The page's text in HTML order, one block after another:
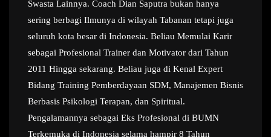
Swasta Lainnya. Coach Dian Saputra bukan hanya
sering berbagi Ilmunya di wilayah Tabanan tetapi juga
seluruh kota besar di Indonesia. Beliau Memulai Karir
sebagai Profesional Trainer dan Motivator dari Tahun
2011 Hingga sekarang. Beliau juga di Kenal Expert
Bidang Training Pemberdayaan SDM, Manajemen Bisnis
Berbasis Psikologi Terapan, dan Spiritual.
Pengalamannya sebagai Eks Profesional di BUMN
Terkemuka di Indonesia selama hampir 8 Tahun